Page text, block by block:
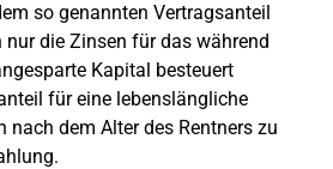
so genannten Vertragsanteil
nur die Zinsen für das während
Kapital besteuert
für eine lebenslängliche
nach dem Alter des Rentners zu